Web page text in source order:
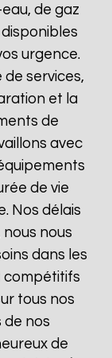
de gaz
urgence.
services,
et la
de
avec
de vie
Nos délais
nous
dans les
compétitifs
tous nos
de nos
de